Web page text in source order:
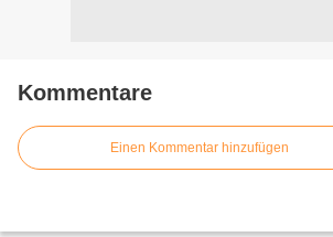
Kommentare
Einen Kommentar hinzufügen